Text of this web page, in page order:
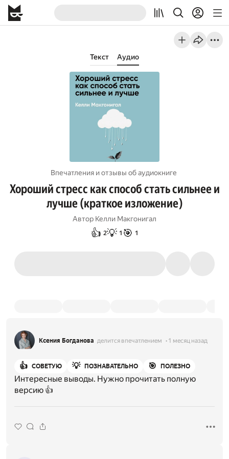
Текст Аудио
Впечатления и отзывы об aудиокниге
Хороший стресс как способ стать сильнее и
лучше (краткое изложение)
Автор Келли Макгонигал
👍 2💡 1 🎯 1
Ксения Богданова делится впечатлением 1 месяц назад
👍 СОВЕТУЮ 💡 ПОЗНАВАТЕЛЬНО 🎯 ПОЛЕЗНО
Интересные выводы. Нужно прочитать полную
версию 👍